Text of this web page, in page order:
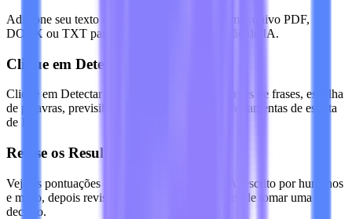
Adicione seu texto diretamente ou carregue um arquivo PDF,
DOCX ou TXT para prepará-lo para a detecção de IA.
Clique em Detectar IA
Clique em Detectar IA. O Lynote verifica padrões de frases, escolha
de palavras, previsibilidade e sinais ligados a ferramentas de escrita
de IA.
Revise os Resultados
Veja as pontuações de conteúdo gerado por IA, escrito por humanos
e misto, depois revise as frases destacadas antes de tomar uma
decisão.